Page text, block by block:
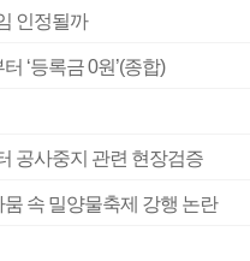
인정될까
‘등록금 0원’(종합)
공사중지 관련 현장검증
속 밀양물축제 강행 논란